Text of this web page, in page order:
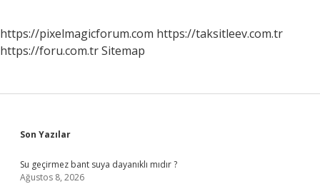
https://pixelmagicforum.com https://taksitleev.com.tr
https://foru.com.trSitemap
Sidebar
Son Yazılar
Su geçirmez bant suya dayanıklı mıdır ?
Ağustos 8, 2026